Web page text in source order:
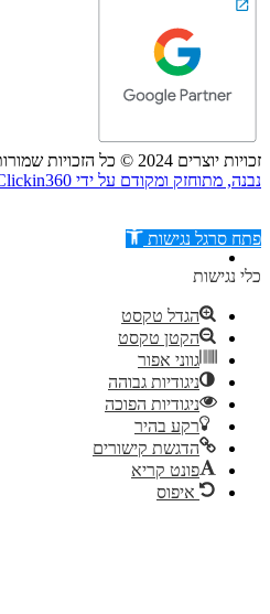
זכויות יוצרים 2024 © כל הזכויות שמורות ל- לקליק אין
נבנה, מתוחזק ומקודם על ידי Clickin360
דילוג לתוכן
פתח סרגל נגישות
כלי נגישות
הגדל טקסט
הקטן טקסט
גווני אפור
ניגודיות גבוהה
ניגודיות הפוכה
רקע בהיר
הדגשת קישורים
פונט קריא
איפוס